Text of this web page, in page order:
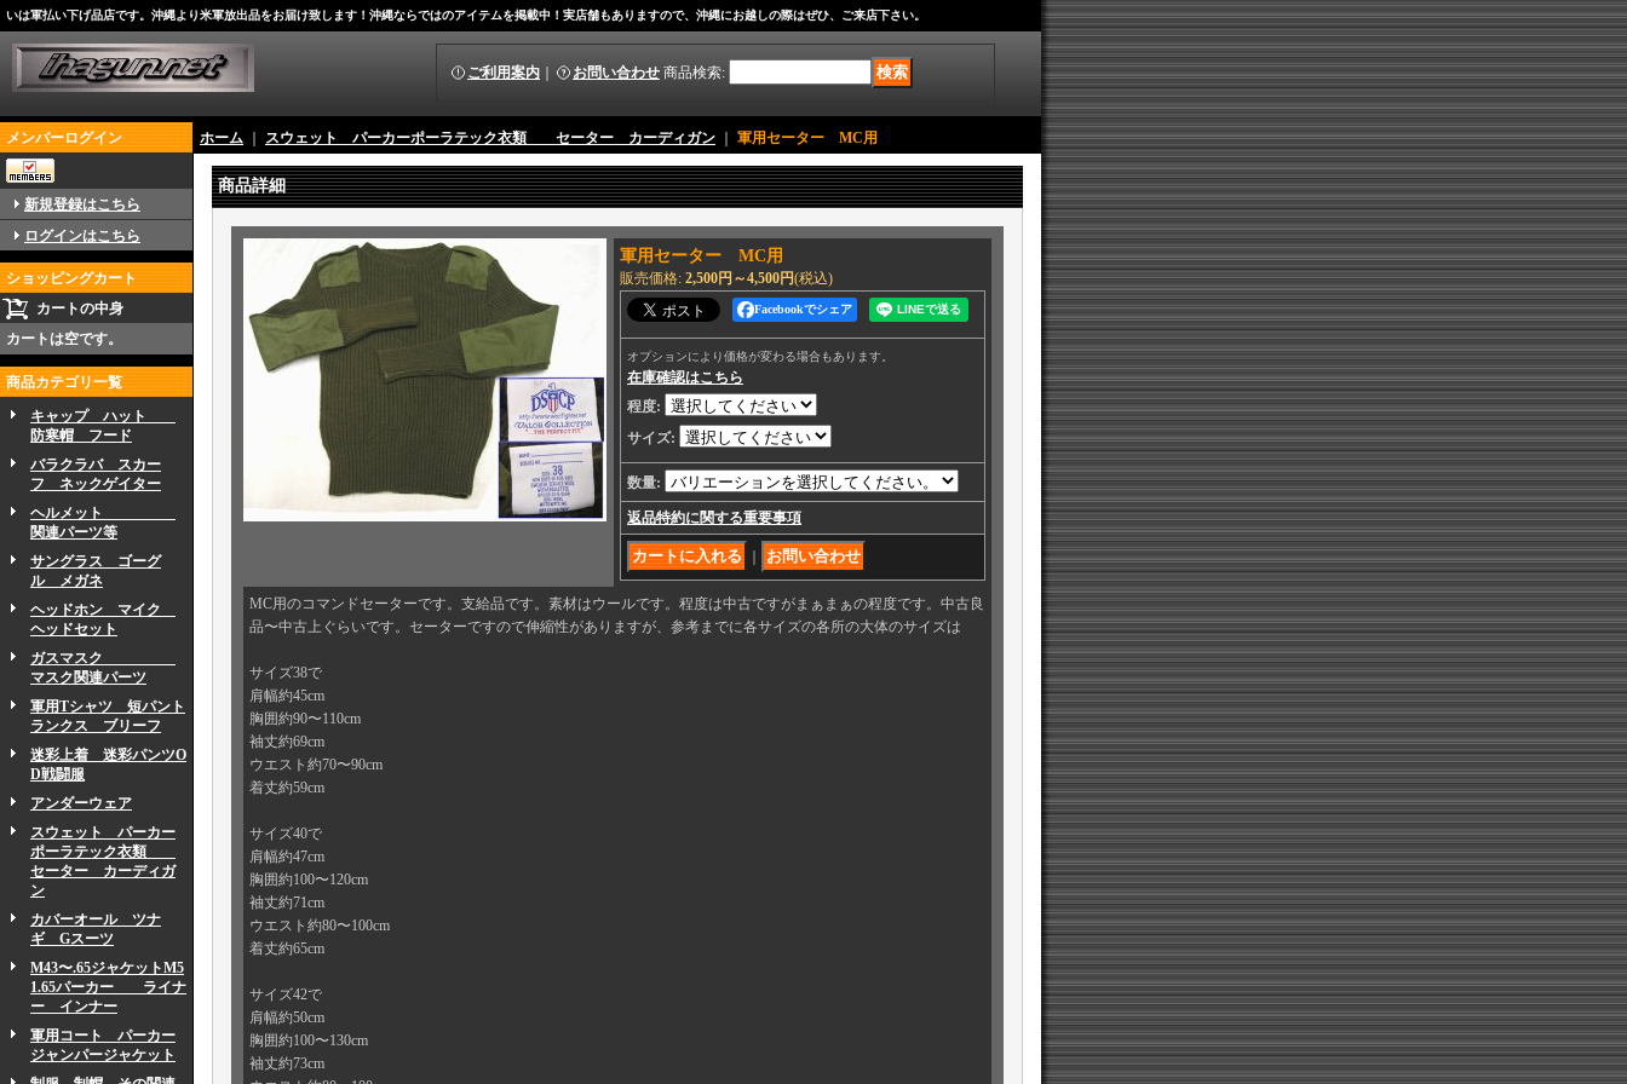
いは軍払い下げ品店です。沖縄より米軍放出品をお届け致します！沖縄ならではのアイテムを掲載中！実店舗もありますので、沖縄にお越しの際はぜひ、ご来店下さい。
ご利用案内 お問い合わせ 商品検索:
メンバーログイン
新規登録はこちら
ログインはこちら
ショッピングカート
カートの中身
カートは空です。
商品カテゴリ一覧
キャップ ハット
防寒帽 フード
バラクラバ スカー
フ ネックゲイター
ヘルメット
関連パーツ等
サングラス ゴーグ
ル メガネ
ヘッドホン マイク
ヘッドセット
ガスマスク
マスク関連パーツ
軍用Tシャツ 短パント
ランクス ブリーフ
迷彩上着 迷彩パンツO
D戦闘服
アンダーウェア
スウェット パーカー
ポーラテック衣類
セーター カーディガ
ン
カバーオール ツナ
ギ Gスーツ
M43〜.65ジャケットM5
1.65パーカー ライナ
ー インナー
軍用コート パーカー
ジャンパージャケット
ホーム スウェット パーカーポーラテック衣類 セーター カーディガン 軍用セーター MC用
商品詳細
軍用セーター MC用
販売価格: 2,500円～4,500円(税込)
Facebookでシェア
オプションにより価格が変わる場合もあります。
在庫確認はこちら
程度:
サイズ:
数量:
返品特約に関する重要事項
MC用のコマンドセーターです。支給品です。素材はウールです。程度は中古ですがまぁまぁの程度です。中古良
品〜中古上ぐらいです。セーターですので伸縮性がありますが、参考までに各サイズの各所の大体のサイズは
サイズ38で
肩幅約45cm
胸囲約90〜110cm
袖丈約69cm
ウエスト約70〜90cm
着丈約59cm
サイズ40で
肩幅約47cm
胸囲約100〜120cm
袖丈約71cm
ウエスト約80〜100cm
着丈約65cm
サイズ42で
肩幅約50cm
胸囲約100〜130cm
袖丈約73cm